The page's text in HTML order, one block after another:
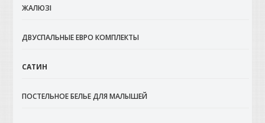
ЖАЛЮЗІ
ДВУСПАЛЬНЫЕ ЕВРО КОМПЛЕКТЫ
САТИН
ПОСТЕЛЬНОЕ БЕЛЬЕ ДЛЯ МАЛЫШЕЙ